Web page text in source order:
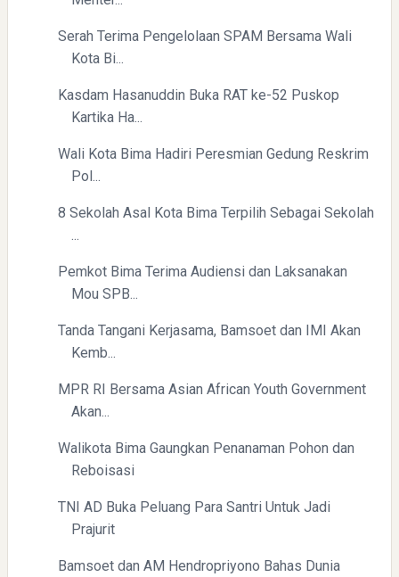
Serah Terima Pengelolaan SPAM Bersama Wali
Kota Bi...
Kasdam Hasanuddin Buka RAT ke-52 Puskop
Kartika Ha...
Wali Kota Bima Hadiri Peresmian Gedung Reskrim
Pol...
8 Sekolah Asal Kota Bima Terpilih Sebagai Sekolah
...
Pemkot Bima Terima Audiensi dan Laksanakan
Mou SPB...
Tanda Tangani Kerjasama, Bamsoet dan IMI Akan
Kemb...
MPR RI Bersama Asian African Youth Government
Akan...
Walikota Bima Gaungkan Penanaman Pohon dan
Reboisasi
TNI AD Buka Peluang Para Santri Untuk Jadi
Prajurit
Bamsoet dan AM Hendropriyono Bahas Dunia